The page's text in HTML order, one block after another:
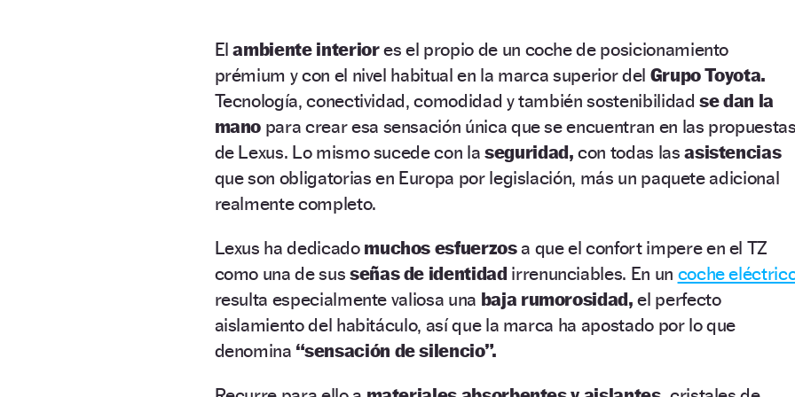
Elambiente interiores el propio de un coche de posicionamiento
prémium y con el nivel habitual en la marca superior del Grupo Toyota.
Tecnología, conectividad, comodidad y también sostenibilidadse dan la
mano para crear esa sensación única que se encuentran en las
de Lexus. Lo mismo sucede con la seguridad, con todas lasasistencias
que son obligatorias en Europa por legislación, más un paquete adicional
realmente completo.
Lexus ha dedicado muchos esfuerzosa que el confort impere en el TZ
como una de sus señas de identidadirrenunciables. En un coche
resulta especialmente valiosa una baja rumorosidad, el perfecto
aislamiento del habitáculo, así que la marca ha apostado por lo que
denomina “sensación de silencio”.